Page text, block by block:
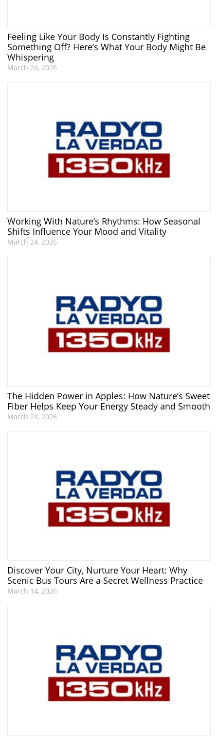
Feeling Like Your Body Is Constantly Fighting
Something Off? Here’s What Your Body Might Be
Whispering
March 24, 2026
Working With Nature’s Rhythms: How Seasonal
Shifts Influence Your Mood and Vitality
March 24, 2026
The Hidden Power in Apples: How Nature’s Sweet
Fiber Helps Keep Your Energy Steady and Smooth
March 24, 2026
Discover Your City, Nurture Your Heart: Why
Scenic Bus Tours Are a Secret Wellness Practice
March 14, 2026